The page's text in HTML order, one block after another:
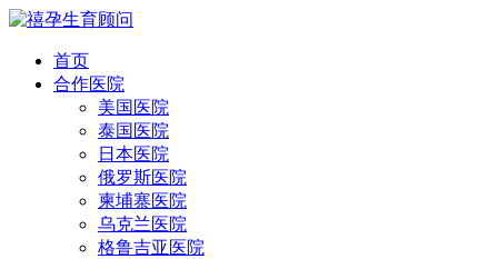
首页
合作医院
美国医院
泰国医院
日本医院
俄罗斯医院
柬埔寨医院
乌克兰医院
格鲁吉亚医院